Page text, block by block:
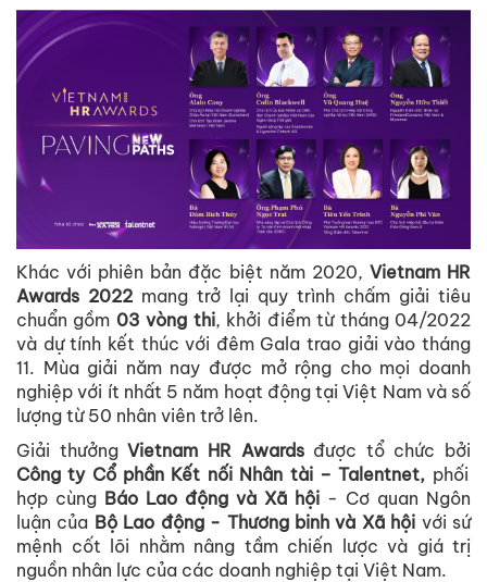
Khác với phiên bản đặc biệt năm 2020, Vietnam HR
Awards 2022 mang trở lại quy trình chấm giải tiêu
chuẩn gồm 03 vòng thi, khởi điểm từ tháng 04/2022
và dự tính kết thúc với đêm Gala trao giải vào tháng
11. Mùa giải năm nay được mở rộng cho mọi doanh
nghiệp với ít nhất 5 năm hoạt động tại Việt Nam và số
lượng từ 50 nhân viên trở lên.
Giải thưởngVietnam HR Awardsđược tổ chức bởi
Công ty Cổ phần Kết nối Nhân tài – Talentnet, phối
hợp cùng Báo Lao động và Xã hội - Cơ quan Ngôn
luận của Bộ Lao động - Thương binh và Xã hội với sứ
mệnh cốt lõi nhằm nâng tầm chiến lược và giá trị
nguồn nhân lực của các doanh nghiệp tại Việt Nam.